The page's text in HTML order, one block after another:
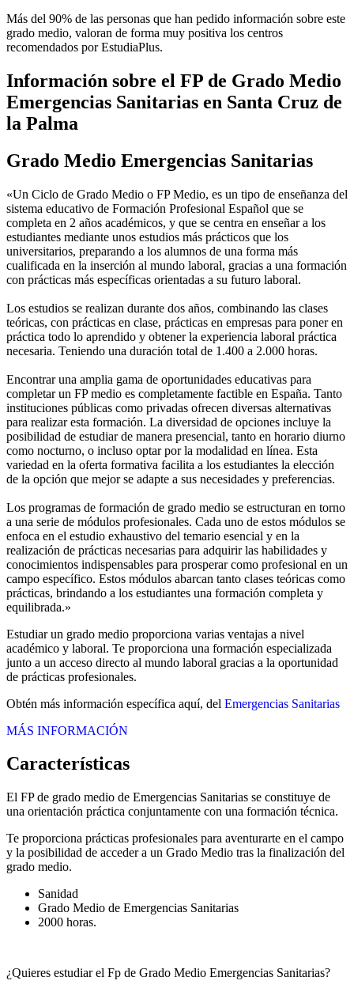
Más del 90% de las personas que han pedido información sobre este
grado medio, valoran de forma muy positiva los centros
recomendados por EstudiaPlus.
Información sobre el FP de Grado Medio
Emergencias Sanitarias en Santa Cruz de
la Palma
Grado Medio Emergencias Sanitarias
«Un Ciclo de Grado Medio o FP Medio, es un tipo de enseñanza del
sistema educativo de Formación Profesional Español que se
completa en 2 años académicos, y que se centra en enseñar a los
estudiantes mediante unos estudios más prácticos que los
universitarios, preparando a los alumnos de una forma más
cualificada en la inserción al mundo laboral, gracias a una formación
con prácticas más específicas orientadas a su futuro laboral.
Los estudios se realizan durante dos años, combinando las clases
teóricas, con prácticas en clase, prácticas en empresas para poner en
práctica todo lo aprendido y obtener la experiencia laboral práctica
necesaria. Teniendo una duración total de 1.400 a 2.000 horas.
Encontrar una amplia gama de oportunidades educativas para
completar un FP medio es completamente factible en España. Tanto
instituciones públicas como privadas ofrecen diversas alternativas
para realizar esta formación. La diversidad de opciones incluye la
posibilidad de estudiar de manera presencial, tanto en horario diurno
como nocturno, o incluso optar por la modalidad en línea. Esta
variedad en la oferta formativa facilita a los estudiantes la elección
de la opción que mejor se adapte a sus necesidades y preferencias.
Los programas de formación de grado medio se estructuran en torno
a una serie de módulos profesionales. Cada uno de estos módulos se
enfoca en el estudio exhaustivo del temario esencial y en la
realización de prácticas necesarias para adquirir las habilidades y
conocimientos indispensables para prosperar como profesional en un
campo específico. Estos módulos abarcan tanto clases teóricas como
prácticas, brindando a los estudiantes una formación completa y
equilibrada.»
Estudiar un grado medio proporciona varias ventajas a nivel
académico y laboral. Te proporciona una formación especializada
junto a un acceso directo al mundo laboral gracias a la oportunidad
de prácticas profesionales.
Obtén más información específica aquí, del Emergencias Sanitarias
MÁS INFORMACIÓN
Características
El FP de grado medio de Emergencias Sanitarias se constituye de
una orientación práctica conjuntamente con una formación técnica.
Te proporciona prácticas profesionales para aventurarte en el campo
y la posibilidad de acceder a un Grado Medio tras la finalización del
grado medio.
Sanidad
Grado Medio de Emergencias Sanitarias
2000 horas.
¿Quieres estudiar el Fp de Grado Medio Emergencias Sanitarias?